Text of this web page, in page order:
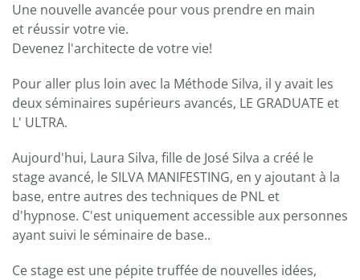
Une nouvelle avancée pour vous prendre en main
et réussir votre vie.
Devenez l'architecte de votre vie!
Pour aller plus loin avec la Méthode Silva, il y avait les
deux séminaires supérieurs avancés, LE GRADUATE et
L' ULTRA.
Aujourd'hui, Laura Silva, fille de José Silva a créé le
stage avancé, le SILVA MANIFESTING, en y ajoutant à la
base, entre autres des techniques de PNL et
d'hypnose. C'est uniquement accessible aux personnes
ayant suivi le séminaire de base..
Ce stage est une pépite truffée de nouvelles idées,